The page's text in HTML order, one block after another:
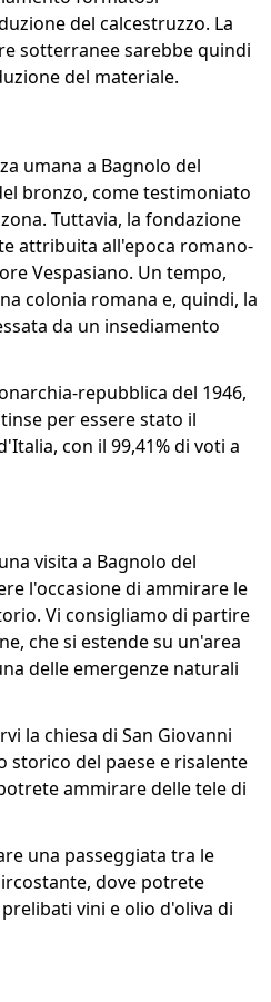
del calcestruzzo. La
sotterranee sarebbe quindi
del materiale.
umana a Bagnolo del
bronzo, come testimoniato
Tuttavia, la fondazione
attribuita all'epoca romano-
Vespasiano. Un tempo,
colonia romana e, quindi, la
da un insediamento
repubblica del 1946,
per essere stato il
con il 99,41% di voti a
visita a Bagnolo del
l'occasione di ammirare le
Vi consigliamo di partire
che si estende su un'area
delle emergenze naturali
la chiesa di San Giovanni
storico del paese e risalente
ammirare delle tele di
una passeggiata tra le
dove potrete
vini e olio d'oliva di